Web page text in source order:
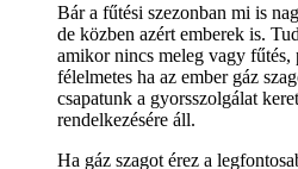
Bár a fűtési szezonban mi is
de közben azért emberek is.
amikor nincs meleg vagy
félelmetes ha az ember gáz
csapatunk a gyorsszolgálat
rendelkezésére áll.
Ha gáz szagot érez a